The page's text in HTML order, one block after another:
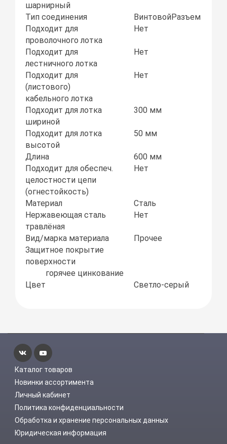
шарнирный
Тип соединения
ВинтовойРазъем
Подходит для
проволочного лотка
Нет
Подходит для
лестничного лотка
Нет
Подходит для
(листового)
кабельного лотка
Нет
Подходит для лотка
шириной
300 мм
Подходит для лотка
высотой
50 мм
Длина
600 мм
Подходит для обеспеч.
целостности цепи
(огнестойкость)
Нет
Материал
Сталь
Нержавеющая сталь
травлёная
Нет
Вид/марка материала
Прочее
Защитное покрытие
поверхности
горячее цинкование
Цвет
Светло-серый
Каталог товаров
Новинки ассортимента
Личный кабинет
Политика конфиденциальности
Обработка и хранение персональных данных
Юридическая информация